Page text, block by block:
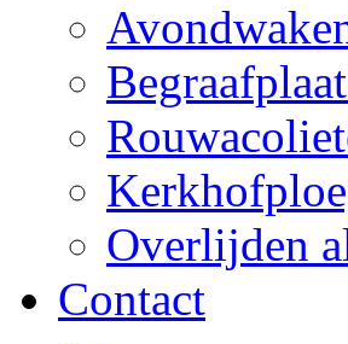
Overlijden
Contact